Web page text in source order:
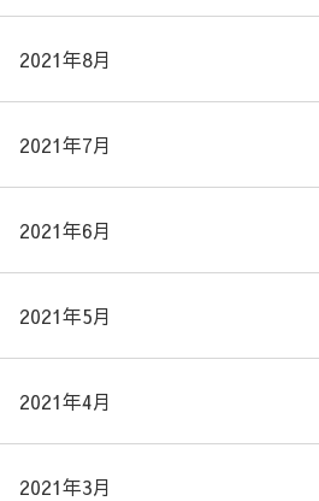
2021年8月
2021年7月
2021年6月
2021年5月
2021年4月
2021年3月